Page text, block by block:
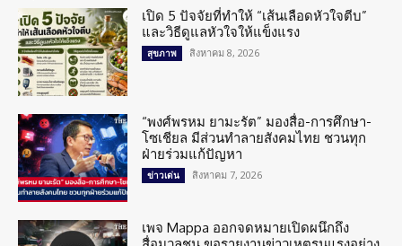
เปิด 5 ปัจจัยที่ทำให้ “เส้นเลือดหัวใจตีบ”
และวิธีดูแลหัวใจให้แข็งแรง
สุขภาพ สิงหาคม 8, 2026
“พงศ์พรหม ยามะรัต” มองสื่อ-การศึกษา-
โซเชียล มีส่วนทำลายสังคมไทย ชวนทุก
ฝ่ายร่วมแก้ปัญหา
ข่าวเด่น สิงหาคม 7, 2026
เพจ Mappa ออกจดหมายเปิดผนึกถึง